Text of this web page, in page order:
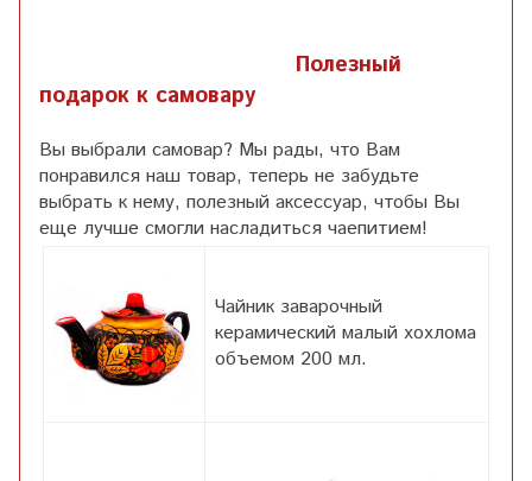
Полезный
подарок к самовару
Вы выбрали самовар? Мы рады, что Вам
понравился наш товар, теперь не забудьте
выбрать к нему, полезный аксессуар, чтобы Вы
еще лучше смогли насладиться чаепитием!
Чайник заварочный
керамический малый хохлома
объемом 200 мл.